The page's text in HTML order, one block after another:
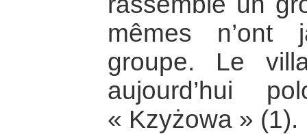
mêmes n’ont
groupe. Le
aujourd’hui
« Kzyżowa » (1).